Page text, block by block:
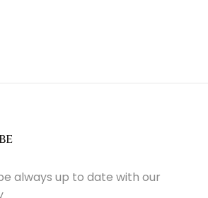
always up to date with our